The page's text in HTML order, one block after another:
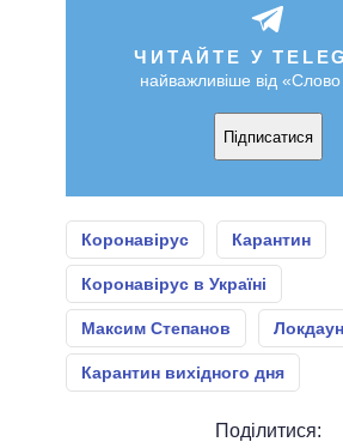
ЧИТАЙТЕ У
найважливіше від «Слово
Підписатися
Коронавірус Карантин
Коронавірус в Україні
Максим Степанов Локдаун
Карантин вихідного дня
Поділитися: